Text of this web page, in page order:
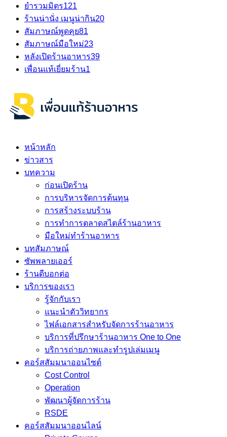
ยำรวมมิตร121
ร้านน่านั่ง เมนูน่ากิน20
สัมภาษณ์พูดคุย81
สัมภาษณ์มือใหม่23
หลังเปิดร้านอาหาร39
เพื่อนแท้เยี่ยมร้าน1
หน้าหลัก
ข่าวสาร
บทความ
ก่อนเปิดร้าน
การบริหารจัดการต้นทุน
การสร้างระบบร้าน
การทำการตลาดสไตล์ร้านอาหาร
มือใหม่ทำร้านอาหาร
บทสัมภาษณ์
ซัพพลายเออร์
ร้านดีบอกต่อ
บริการของเรา
รู้จักกับเรา
แนะนำตัววิทยากร
ไฟล์เอกสารสำหรับจัดการร้านอาหาร
บริการที่ปรึกษาร้านอาหาร One to One
บริการถ่ายภาพและทำรูปเล่มเมนู
คอร์สสัมมนาออนไซต์
Cost Control
Operation
พัฒนาผู้จัดการร้าน
RSDE
คอร์สสัมมนาออนไลน์